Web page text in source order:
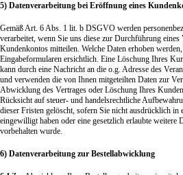
5) Datenverarbeitung bei Eröffnung eines
Gemäß Art. 6 Abs. 1 lit. b DSGVO werden
verarbeitet, wenn Sie uns diese zur Durchführung
Kundenkontos mitteilen. Welche Daten erhoben
Eingabeformularen ersichtlich. Eine Löschung Ihres
kann durch eine Nachricht an die o.g. Adresse des
und verwenden die von Ihnen mitgeteilten Daten zur
Abwicklung des Vertrages oder Löschung Ihres
Rücksicht auf steuer- und handelsrechtliche
dieser Fristen gelöscht, sofern Sie nicht ausdrücklich in
eingewilligt haben oder eine gesetzlich erlaubte weitere
vorbehalten wurde.
6) Datenverarbeitung zur Bestellabwicklung